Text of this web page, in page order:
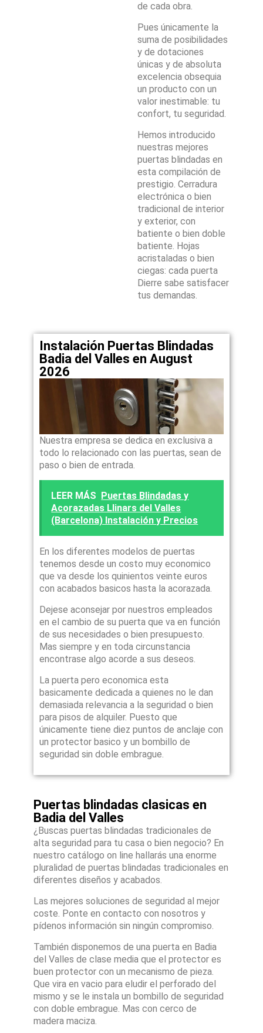
de cada obra.
Pues únicamente la
suma de posibilidades
y de dotaciones
únicas y de absoluta
excelencia obsequia
un producto con un
valor inestimable: tu
confort, tu seguridad.
Hemos introducido
nuestras mejores
puertas blindadas en
esta compilación de
prestigio. Cerradura
electrónica o bien
tradicional de interior
y exterior, con
batiente o bien doble
batiente. Hojas
acristaladas o bien
ciegas: cada puerta
Dierre sabe satisfacer
tus demandas.
Instalación Puertas Blindadas
Badia del Valles en August
2026
Nuestra empresa se dedica en exclusiva a
todo lo relacionado con las puertas, sean de
paso o bien de entrada.
LEER MÁS Puertas Blindadas y
Acorazadas Llinars del Valles
(Barcelona) Instalación y Precios
En los diferentes modelos de puertas
tenemos desde un costo muy economico
que va desde los quinientos veinte euros
con acabados basicos hasta la acorazada.
Dejese aconsejar por nuestros empleados
en el cambio de su puerta que va en función
de sus necesidades o bien presupuesto.
Mas siempre y en toda circunstancia
encontrase algo acorde a sus deseos.
La puerta pero economica esta
basicamente dedicada a quienes no le dan
demasiada relevancia a la seguridad o bien
para pisos de alquiler. Puesto que
únicamente tiene diez puntos de anclaje con
un protector basico y un bombillo de
seguridad sin doble embrague.
Puertas blindadas clasicas en
Badia del Valles
¿Buscas puertas blindadas tradicionales de
alta seguridad para tu casa o bien negocio? En
nuestro catálogo on line hallarás una enorme
pluralidad de puertas blindadas tradicionales en
diferentes diseños y acabados.
Las mejores soluciones de seguridad al mejor
coste. Ponte en contacto con nosotros y
pídenos información sin ningún compromiso.
También disponemos de una puerta en Badia
del Valles de clase media que el protector es
buen protector con un mecanismo de pieza.
Que vira en vacio para eludir el perforado del
mismo y se le instala un bombillo de seguridad
con doble embrague. Mas con cerco de
madera maciza.